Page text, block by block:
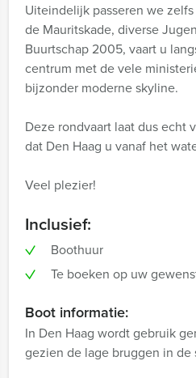
Uiteindelijk passeren we
de Mauritskade, diverse
Buurtschap 2005, vaart u
centrum met de vele
bijzonder moderne skyline.
Deze rondvaart laat dus echt
dat Den Haag u vanaf het
Veel plezier!
Inclusief:
Boothuur
Te boeken op uw
Boot informatie:
In Den Haag wordt gebruik
gezien de lage bruggen in de